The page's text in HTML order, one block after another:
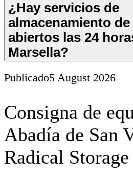
¿Hay servicios de
almacenamiento
abiertos las 24
Marsella?
Publicado5 August 2026
Consigna de
Abadía de San
Radical Storage